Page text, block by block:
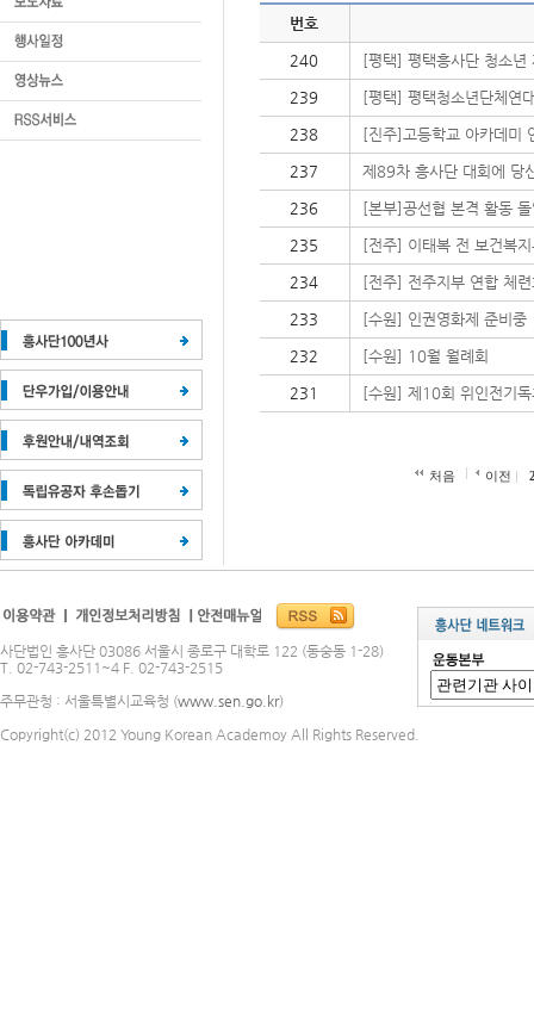
번호
240 [평택] 평택흥사단 청소
239 [평택] 평택청소년단체연
238 [진주]고등학교 아카데미
237 제89차 흥사단 대회에 당
236 [본부]공선협 본격 활동 돌
235 [전주] 이태복 전 보건복
234 [전주] 전주지부 연합 체련
233 [수원] 인권영화제 준비중
232 [수원] 10월 월례회
231 [수원] 제10회 위인전기
처음 이전
사단법인 흥사단 03086 서울시 종로구 대학로 122 (동숭동 1-28)
T. 02-743-2511~4 F. 02-743-2515
주무관청 : 서울특별시교육청 (www.sen.go.kr)
Copyright(c) 2012 Young Korean Academoy All Rights Reserved.